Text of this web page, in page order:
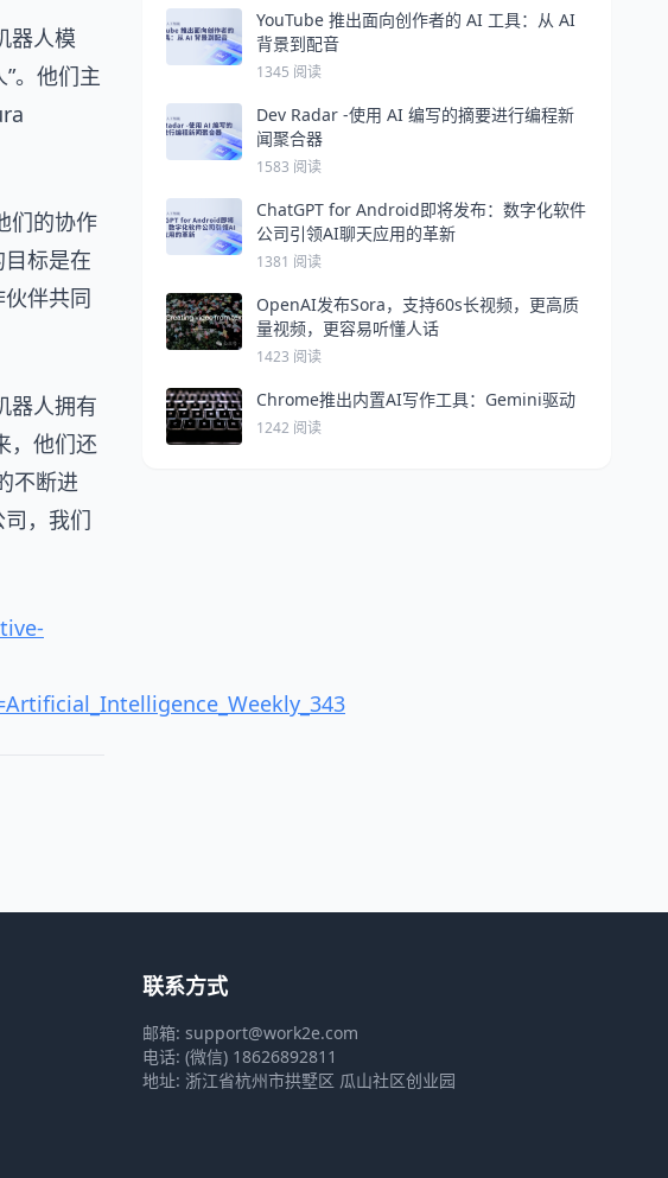
器人模
。他们主
们的协作
标是在
伴共同
器人拥有
，他们还
不断进
，我们
YouTube 推出面向创作者的 AI 工具：从 AI
背景到配音
1345 阅读
Dev Radar -使用 AI 编写的摘要进行编程新
闻聚合器
1583 阅读
ChatGPT for Android即将发布：数字化软件
公司引领AI聊天应用的革新
1381 阅读
OpenAI发布Sora，支持60s长视频，更高质
量视频，更容易听懂人话
1423 阅读
Chrome推出内置AI写作工具：Gemini驱动
1242 阅读
联系方式
邮箱: support@work2e.com
电话: (微信) 18626892811
地址: 浙江省杭州市拱墅区 瓜山社区创业园